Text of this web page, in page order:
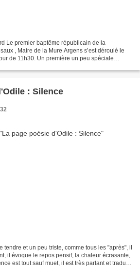
Le premier baptême républicain de la
, Maire de la Mure Argens s’est déroulé le
de 11h30. Un première un peu spéciale
: Silence
tendre et un peu triste, comme tous les "après", il
il évoque le repos pensif, la chaleur écrasante,
est tout sauf muet, il est très parlant et traduit